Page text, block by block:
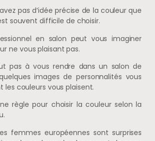
pas d’idée précise de la couleur que
souvent difficile de choisir.
en salon peut vous imaginer
ne vous plaisant pas.
pas à vous rendre dans un salon de
images de personnalités vous
les couleurs vous plaisent.
règle pour choisir la couleur selon la
femmes européennes sont surprises